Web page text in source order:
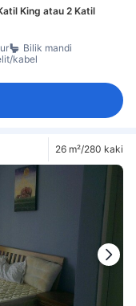
King atau 2 Katil
Bilik mandi
kabel
26 m²/280 kaki